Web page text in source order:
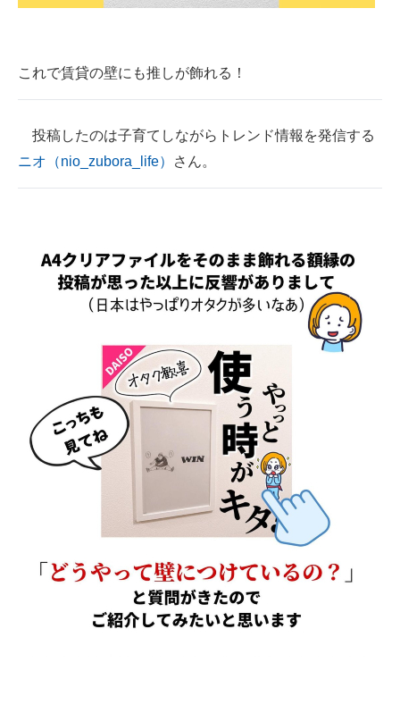
これで賃貸の壁にも推しが飾れる！
投稿したのは子育てしながらトレンド情報を発信する
ニオ（nio_zubora_life）
さん。